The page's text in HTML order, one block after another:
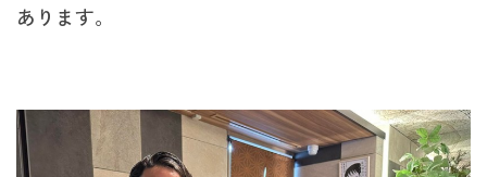
あります。